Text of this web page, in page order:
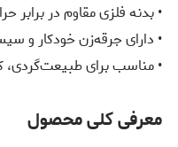
• بدنه فلزی مقاوم در برابر
• دارای جرقه‌زن خودکار و
• مناسب برای طبیعت‌گردی،
معرفی کلی محصول